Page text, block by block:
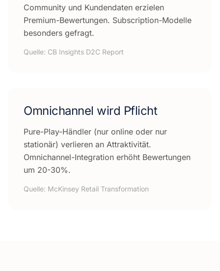
Community und Kundendaten erzielen
Premium-Bewertungen. Subscription-Modelle
besonders gefragt.
Quelle: CB Insights D2C Report
Omnichannel wird Pflicht
Pure-Play-Händler (nur online oder nur
stationär) verlieren an Attraktivität.
Omnichannel-Integration erhöht Bewertungen
um 20-30%.
Quelle: McKinsey Retail Transformation